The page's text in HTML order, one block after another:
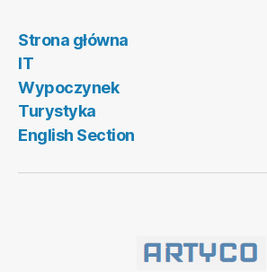
Strona główna
IT
Wypoczynek
Turystyka
English Section